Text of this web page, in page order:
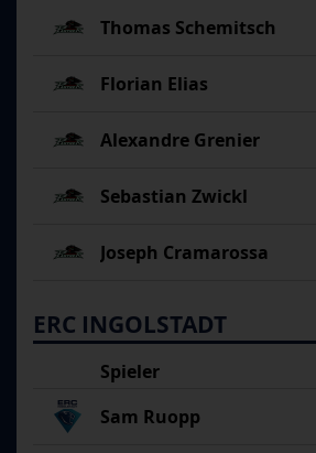
Thomas Schemitsch
Florian Elias
Alexandre Grenier
Sebastian Zwickl
Joseph Cramarossa
ERC INGOLSTADT
Spieler
Sam Ruopp